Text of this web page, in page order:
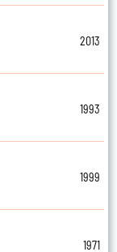
2013
1993
1999
1971